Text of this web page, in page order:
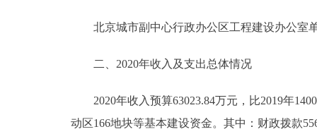
北京城市副中心行政办公区工程建设办公室
二、2020年收入及支出总体情况
2020年收入预算63023.84万元，比2019年
动区166地块等基本建设资金。其中：财政拨款